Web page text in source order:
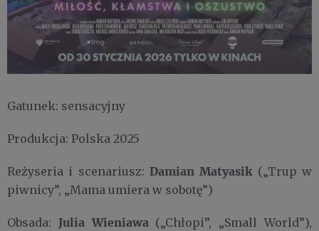
Gatunek: sensacyjny
Produkcja: Polska 2025
Reżyseria i scenariusz: Damian Matyasik („Trup w
piwnicy”, „Mama umiera w sobotę”)
Obsada: Julia Wieniawa („Chłopi”, „Small World”),